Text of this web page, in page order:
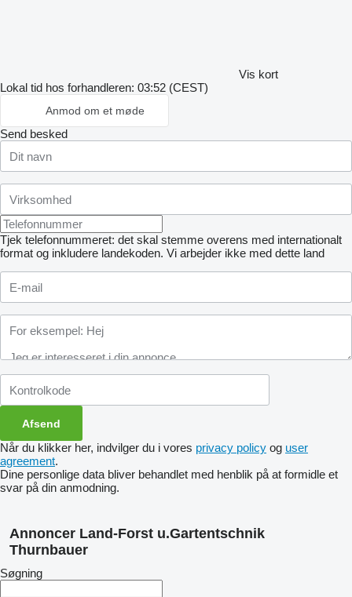
Vis kort
Lokal tid hos forhandleren: 03:52 (CEST)
Anmod om et møde
Send besked
Tjek telefonnummeret: det skal stemme overens med internationalt
format og inkludere landekoden. Vi arbejder ikke med dette land
Når du klikker her, indvilger du i vores privacy policy og user
agreement.
Dine personlige data bliver behandlet med henblik på at formidle et
svar på din anmodning.
Annoncer Land-Forst u.Gartentschnik
Thurnbauer
Søgning